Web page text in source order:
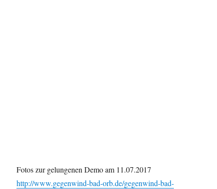
Fotos zur gelungenen Demo am 11.07.2017
http://www.gegenwind-bad-orb.de/gegenwind-bad-